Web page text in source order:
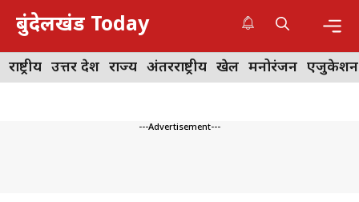
Skip
content
बुंदेलखंड Today
राष्ट्रीय उत्तर प्रदेश राज्य अंतरराष्ट्रीय खेल मनोरंजन एजुकेशन
---Advertisement---